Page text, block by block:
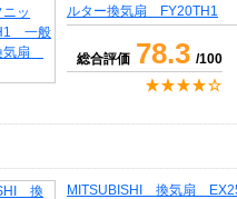
ルター換気扇 FY20TH1
総合評価 78.3 /100
MITSUBISHI 換気扇